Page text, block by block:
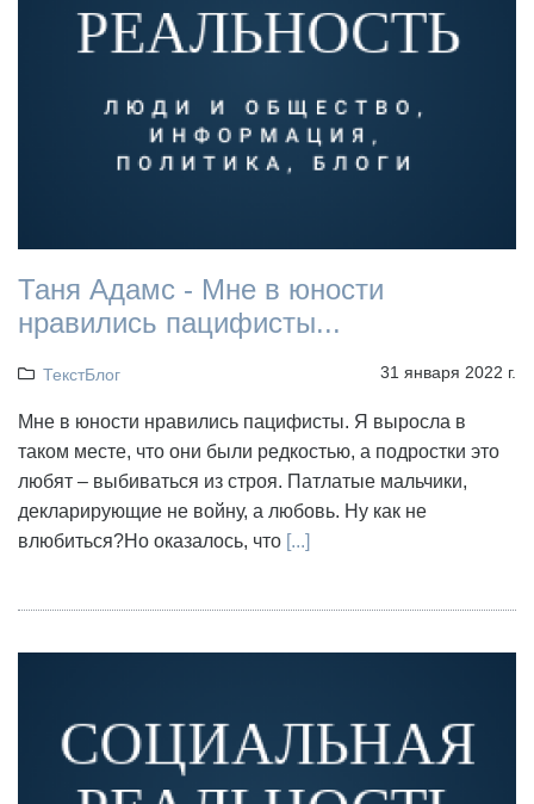
Таня Адамс - Мне в юности
нравились пацифисты...
ТекстБлог 31 января 2022 г.
Мне в юности нравились пацифисты. Я выросла в
таком месте, что они были редкостью, а подростки это
любят – выбиваться из строя. Патлатые мальчики,
декларирующие не войну, а любовь. Ну как не
влюбиться?Но оказалось, что [...]